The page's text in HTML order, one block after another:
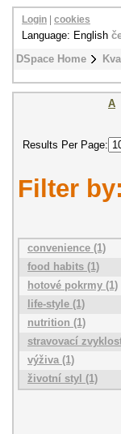
DSpace Home
Login cookies
Language: English
A
Results Per Page:
Filter
convenience (1)
food habits (1)
hotové pokrmy (1)
life-style (1)
nutrition (1)
stravovací
výživa (1)
životní styl (1)